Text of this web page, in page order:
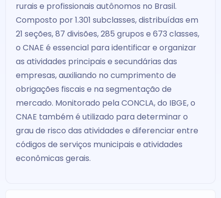
rurais e profissionais autônomos no Brasil.
Composto por 1.301 subclasses, distribuídas em
21 seções, 87 divisões, 285 grupos e 673 classes,
o CNAE é essencial para identificar e organizar
as atividades principais e secundárias das
empresas, auxiliando no cumprimento de
obrigações fiscais e na segmentação de
mercado. Monitorado pela CONCLA, do IBGE, o
CNAE também é utilizado para determinar o
grau de risco das atividades e diferenciar entre
códigos de serviços municipais e atividades
econômicas gerais.